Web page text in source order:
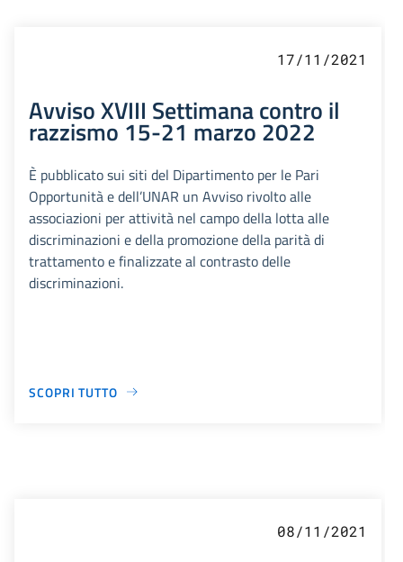
17/11/2021
Avviso XVIII Settimana contro il
razzismo 15-21 marzo 2022
È pubblicato sui siti del Dipartimento per le Pari
Opportunità e dell’UNAR un Avviso rivolto alle
associazioni per attività nel campo della lotta alle
discriminazioni e della promozione della parità di
trattamento e finalizzate al contrasto delle
discriminazioni.
SCOPRI TUTTO
08/11/2021